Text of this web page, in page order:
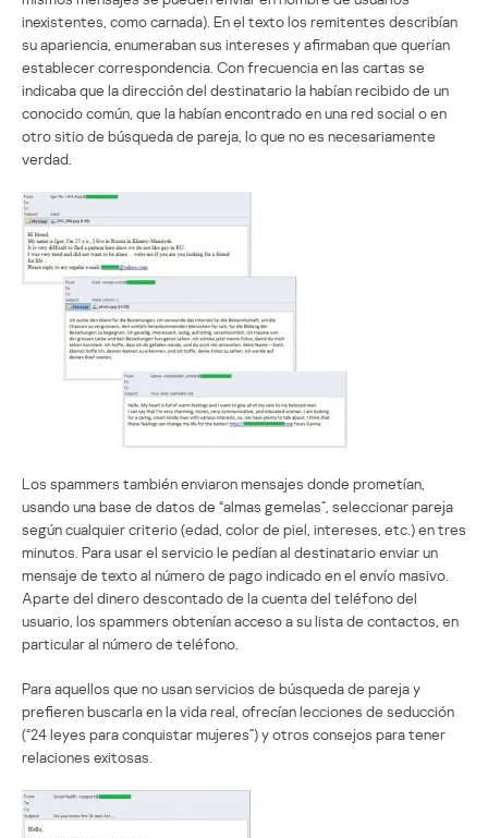
inexistentes, como carnada). En el texto los remitentes describían
su apariencia, enumeraban sus intereses y afirmaban que querían
establecer correspondencia. Con frecuencia en las cartas se
indicaba que la dirección del destinatario la habían recibido de un
conocido común, que la habían encontrado en una red social o en
otro sitio de búsqueda de pareja, lo que no es necesariamente
verdad.
Los spammers también enviaron mensajes donde prometían,
usando una base de datos de “almas gemelas”, seleccionar pareja
según cualquier criterio (edad, color de piel, intereses, etc.) en tres
minutos. Para usar el servicio le pedían al destinatario enviar un
mensaje de texto al número de pago indicado en el envío masivo.
Aparte del dinero descontado de la cuenta del teléfono del
usuario, los spammers obtenían acceso a su lista de contactos, en
particular al número de teléfono.
Para aquellos que no usan servicios de búsqueda de pareja y
prefieren buscarla en la vida real, ofrecían lecciones de seducción
(“24 leyes para conquistar mujeres”) y otros consejos para tener
relaciones exitosas.